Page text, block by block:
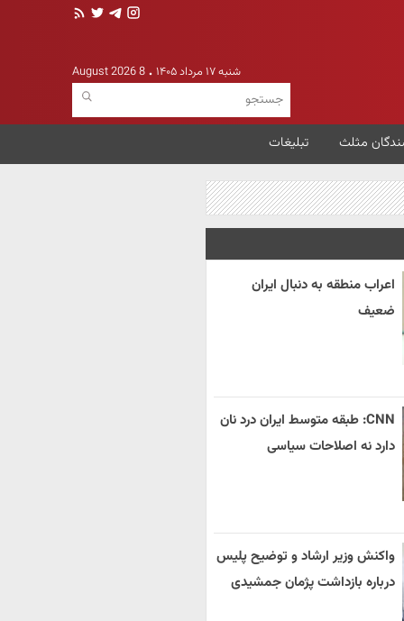
شنبه ۱۷ مرداد ۱۴۰۵ 8 August 2026
مثلث تبلیغات
اعراب منطقه به دنبال ایران
ضعیف
CNN: طبقه متوسط ایران درد نان
دارد نه اصلاحات سیاسی
واکنش وزیر ارشاد و توضیح پلیس
درباره بازداشت پژمان جمشیدی